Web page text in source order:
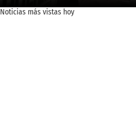
Noticias más vistas hoy